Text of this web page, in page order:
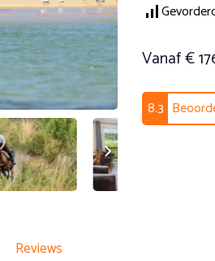
Vanaf €
8.3
Reviews